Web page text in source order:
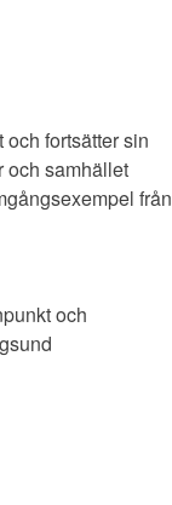
fortsätter sin
och samhället
från
och